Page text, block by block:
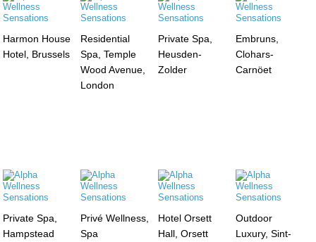
Harmon House
Hotel, Brussels
Residential
Spa, Temple
Wood Avenue,
London
Private Spa,
Heusden-
Zolder
Embruns,
Clohars-
Carnöet
Private Spa,
Hampstead
Privé Wellness,
Spa
Hotel Orsett
Hall, Orsett
Outdoor
Luxury, Sint-